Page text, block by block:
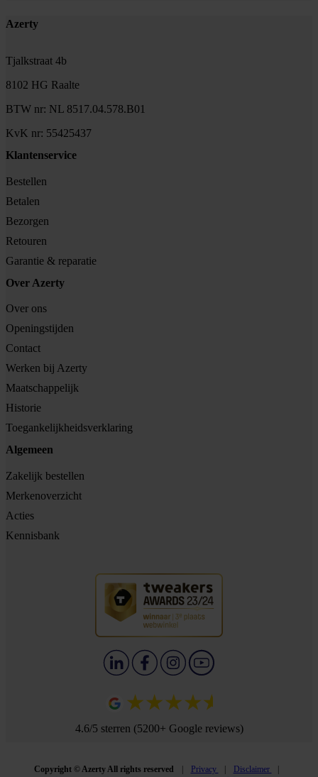
Footer
Azerty
Tjalkstraat 4b
8102 HG Raalte
BTW nr: NL 8517.04.578.B01
KvK nr: 55425437
Klantenservice
Bestellen
Betalen
Bezorgen
Retouren
Garantie & reparatie
Over Azerty
Over ons
Openingstijden
Contact
Werken bij Azerty
Maatschappelijk
Historie
Toegankelijkheidsverklaring
Algemeen
Zakelijk bestellen
Merkenoverzicht
Acties
Kennisbank
4.6/5 sterren (5200+ Google reviews)
Copyright © Azerty All rights reserved Privacy
Disclaimer